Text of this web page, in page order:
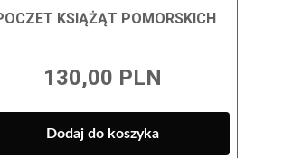
KSIĄŻĄT POMORSKICH
130,00 PLN
Dodaj do koszyka